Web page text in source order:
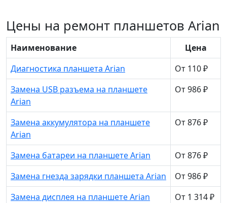
Цены на ремонт планшетов Arian
Наименование
Цена
Диагностика планшета Arian
От 110 ₽
Замена USB разъема на планшете
Arian
От 986 ₽
Замена аккумулятора на планшете
Arian
От 876 ₽
Замена батареи на планшете Arian
От 876 ₽
Замена гнезда зарядки планшета Arian
От 986 ₽
Замена дисплея на планшете Arian
От 1 314 ₽